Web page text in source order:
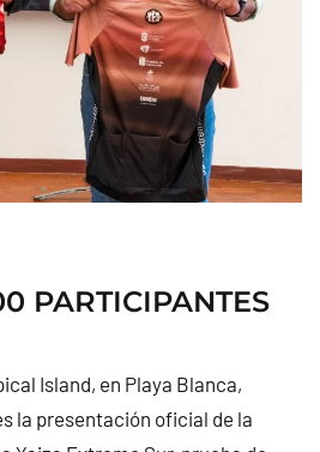
PARTICIPANTES
Island, en Playa Blanca,
la presentación oficial de la